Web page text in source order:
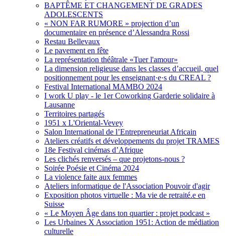
BAPTÊME ET CHANGEMENT DE GRADES
ADOLESCENTS
« NON FAR RUMORE » projection d’un
documentaire en présence d’Alessandra Rossi
Restau Bellevaux
Le pavement en fête
La représentation théâtrale «Tuer l'amour»
La dimension religieuse dans les classes d’accueil, quel
positionnement pour les enseignant·e·s du CREAL ?
Festival International MAMBO 2024
I work U play - le 1er Coworking Garderie solidaire à
Lausanne
Territoires partagés
1951 x L'Oriental-Vevey
Salon International de l’Entrepreneuriat Africain
Ateliers créatifs et développements du projet TRAMES
18e Festival cinémas d’Afrique
Les clichés renversés – que projetons-nous ?
Soirée Poésie et Cinéma 2024
La violence faite aux femmes
Ateliers informatique de l'Association Pouvoir d'agir
Exposition photos virtuelle : Ma vie de retraité.e en
Suisse
« Le Moyen Âge dans ton quartier : projet podcast »
Les Urbaines X Association 1951: Action de médiation
culturelle